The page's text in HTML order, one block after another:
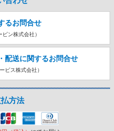
るお問合せ
ビン株式会社）
配送に関するお問合せ
ビス株式会社）
方法